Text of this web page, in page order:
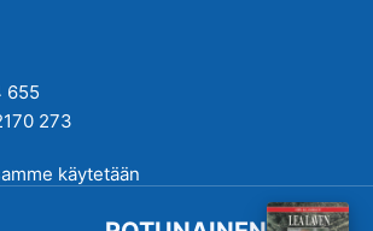
655
273
käytetään